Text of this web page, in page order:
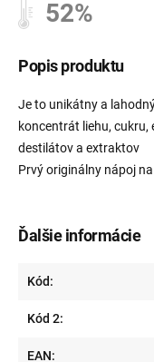
52%
Ďalšie informácie
Kód:
Kód 2:
EAN:
Popis produktu
Je to unikátny a
koncentrát liehu, cukru,
destilátov a extraktov
Prvý originálny nápoj